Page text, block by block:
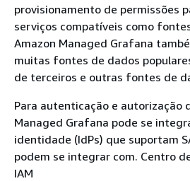
provisionamento de permissões
serviços compatíveis como
Amazon Managed Grafana
muitas fontes de dados
de terceiros e outras fontes de
Para autenticação e autorização
Managed Grafana pode se
identidade (IdPs) que suportam
podem se integrar com. Centro
IAM